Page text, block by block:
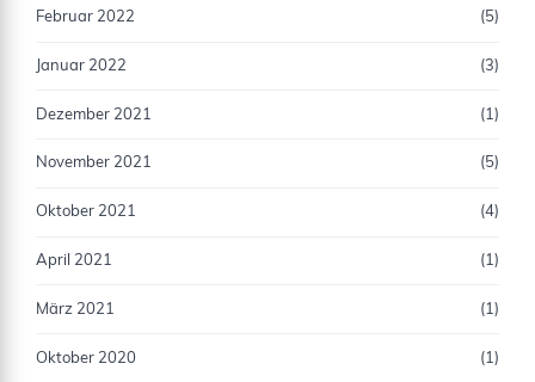
Februar 2022 (5)
Januar 2022 (3)
Dezember 2021 (1)
November 2021 (5)
Oktober 2021 (4)
April 2021 (1)
März 2021 (1)
Oktober 2020 (1)